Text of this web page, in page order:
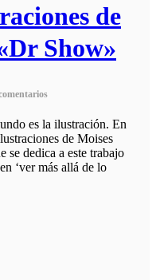
de
Show»
es la ilustración. En
de Moises
se dedica a este trabajo
‘ver más allá de lo